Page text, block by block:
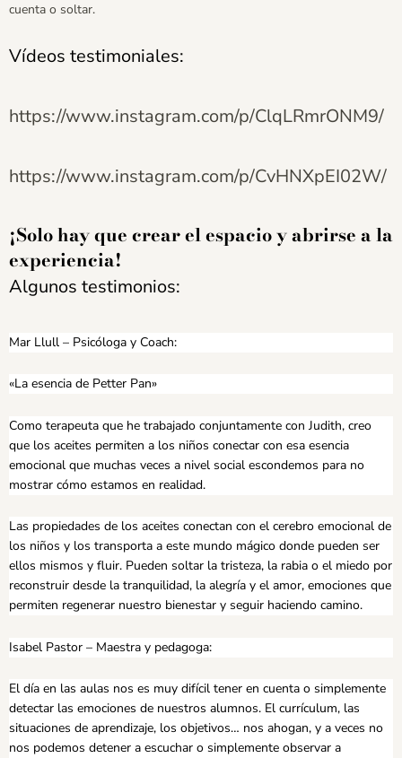
cuenta o soltar.
Vídeos testimoniales:
https://www.instagram.com/p/ClqLRmrONM9/
https://www.instagram.com/p/CvHNXpEI02W/
¡Solo hay que crear el espacio y abrirse a la
experiencia!
Algunos testimonios:
Mar Llull – Psicóloga y Coach:
«La esencia de Petter Pan»
Como terapeuta que he trabajado conjuntamente con Judith, creo
que los aceites permiten a los niños conectar con esa esencia
emocional que muchas veces a nivel social escondemos para no
mostrar cómo estamos en realidad.
Las propiedades de los aceites conectan con el cerebro emocional de
los niños y los transporta a este mundo mágico donde pueden ser
ellos mismos y fluir. Pueden soltar la tristeza, la rabia o el miedo por
reconstruir desde la tranquilidad, la alegría y el amor, emociones que
permiten regenerar nuestro bienestar y seguir haciendo camino.
Isabel Pastor – Maestra y pedagoga:
El día en las aulas nos es muy difícil tener en cuenta o simplemente
detectar las emociones de nuestros alumnos. El currículum, las
situaciones de aprendizaje, los objetivos… nos ahogan, y a veces no
nos podemos detener a escuchar o simplemente observar a